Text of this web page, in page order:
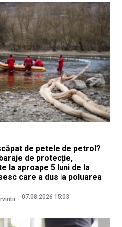
de petele de petrol?
de protecție,
la aproape 5 luni de la
care a dus la poluarea
07.08.2026 15:03